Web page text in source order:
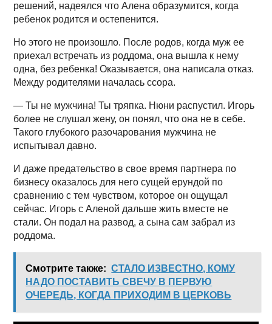
решений, надеялся что Алена образумится, когда
ребенок родится и остепенится.
Но этого не произошло. После родов, когда муж ее
приехал встречать из роддома, она вышла к нему
одна, без ребенка! Оказывается, она написала отказ.
Между родителями началась ссора.
— Ты не мужчина! Ты тряпка. Нюни распустил. Игорь
более не слушал жену, он понял, что она не в себе.
Такого глубокого разочарования мужчина не
испытывал давно.
И даже предательство в свое время партнера по
бизнесу оказалось для него сущей ерундой по
сравнению с тем чувством, которое он ощущал
сейчас. Игорь с Аленой дальше жить вместе не
стали. Он подал на развод, а сына сам забрал из
роддома.
Смотрите также: СТАЛО ИЗВЕСТНО, КОМУ
НАДО ПОСТАВИТЬ СВЕЧУ В ПЕРВУЮ
ОЧЕРЕДЬ, КОГДА ПРИХОДИМ В ЦЕРКОВЬ